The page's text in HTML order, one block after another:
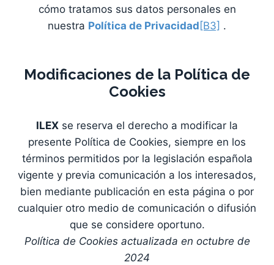
cómo tratamos sus datos personales en
nuestra Política de Privacidad [B3] .
Modificaciones de la Política de
Cookies
ILEX se reserva el derecho a modificar la
presente Política de Cookies, siempre en los
términos permitidos por la legislación española
vigente y previa comunicación a los interesados,
bien mediante publicación en esta página o por
cualquier otro medio de comunicación o difusión
que se considere oportuno.
Política de Cookies actualizada en octubre de
2024